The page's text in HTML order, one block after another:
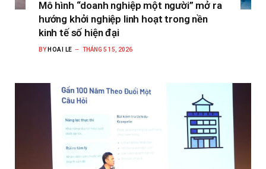
Mô hình “doanh nghiệp một người” mở ra
hướng khởi nghiệp linh hoạt trong nền
kinh tế số hiện đại
BY HOAI LE THÁNG 5 15, 2026